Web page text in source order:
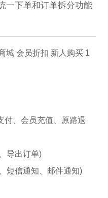
一下单和订单拆分功能
城 会员折扣 新人购买 1
付、会员充值、原路退
导出订单)
短信通知、邮件通知)